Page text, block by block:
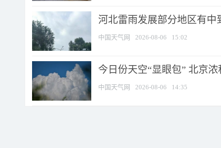
河北雷雨发展部分地区有中
中国天气网 2026-08-06 15:02
今日份天空“显眼包” 北京
中国天气网 2026-08-06 14:35